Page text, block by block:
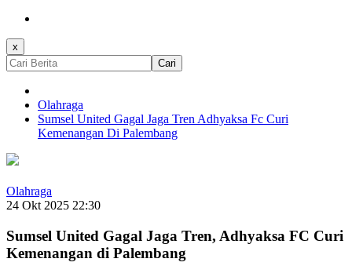
x
Cari
Olahraga
Sumsel United Gagal Jaga Tren Adhyaksa Fc Curi
Kemenangan Di Palembang
Olahraga
24 Okt 2025 22:30
Sumsel United Gagal Jaga Tren, Adhyaksa FC Curi
Kemenangan di Palembang